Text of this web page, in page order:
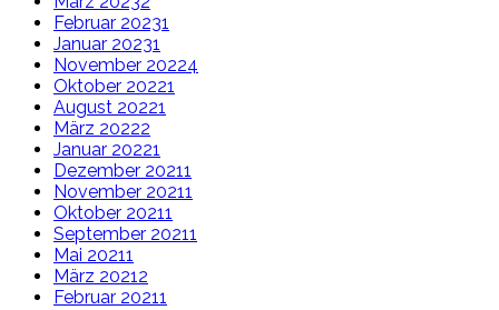
Februar 20231
Januar 20231
November 20224
Oktober 20221
August 20221
März 20222
Januar 20221
Dezember 20211
November 20211
Oktober 20211
September 20211
Mai 20211
März 20212
Februar 20211